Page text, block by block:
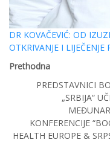
DR KOVAČEVIĆ: OD
OTKRIVANJE I LIJEČENJE
Prethodna
PREDSTAVNICI
„SRBIJA“
KONFERENCIJE
HEALTH EUROPE &